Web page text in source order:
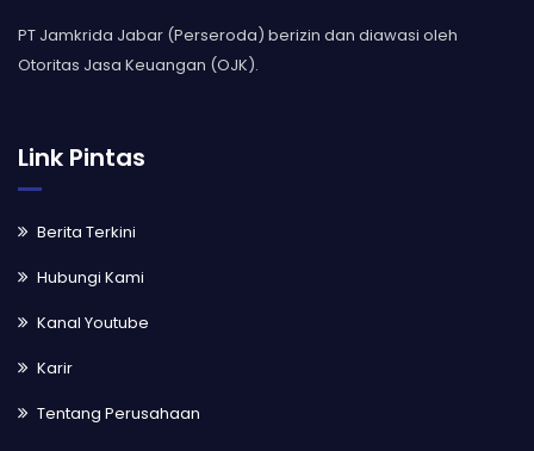
PT Jamkrida Jabar (Perseroda) berizin dan diawasi oleh
Otoritas Jasa Keuangan (OJK).
Link Pintas
Berita Terkini
Hubungi Kami
Kanal Youtube
Karir
Tentang Perusahaan